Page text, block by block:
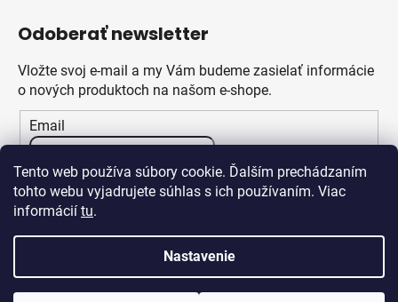
Tento web používa súbory cookie. Ďalším prechádzaním
tohto webu vyjadrujete súhlas s ich používaním. Viac
informácií tu.
Nastavenie
Odoberať newsletter
Vložte svoj e-mail a my Vám budeme zasielať informácie
o nových produktoch na našom e-shope.
Email
Vložením e-mailu súhlasíte spodmienkami ochrany
osobných údajov
PRIHLÁSIŤ SA